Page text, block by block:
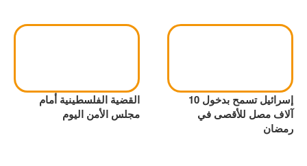
إسرائيل تسمح بدخول 10
آلاف مصل للأقصى في
رمضان
القضية الفلسطينية أمام
مجلس الأمن اليوم